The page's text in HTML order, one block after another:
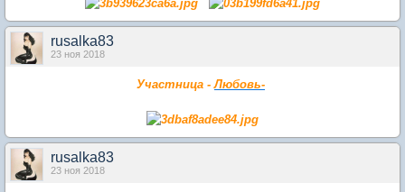
rusalka83
23 ноя 2018
Участница -Любовь-
rusalka83
23 ноя 2018